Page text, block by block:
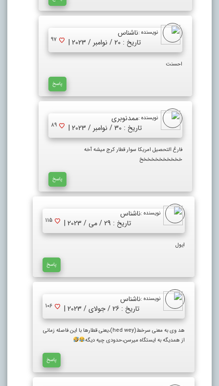
نویسنده :ناشناس
تاریخ : 20 / نوامبر / 2023 |
97
احسنت
پاسخ
نویسنده :ممدنوبری
تاریخ : 30 / نوامبر / 2023 |
89
فارغ التحصیل امریکا سوار قطار کرج میشه آخه
خخخخخخخخخخخ
پاسخ
نویسنده :ناشناس
تاریخ : 29 / می / 2023 |
115
ایول
پاسخ
نویسنده :ناشناس
تاریخ : 26 / جولای / 2023 |
106
هد وی به معنی سرخط(hed wey)،یعنی قطارها با این فاصله زمانی
از همدیگه به ایستگاه میرسن،حدودی چیه دیگه
پاسخ